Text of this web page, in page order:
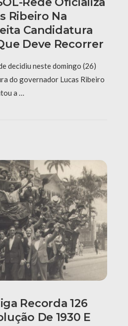
Ribeiro Na
Candidatura
Deve Recorrer
decidiu neste domingo (26)
do governador Lucas Ribeiro
a …
Recorda 126
De 1930 E